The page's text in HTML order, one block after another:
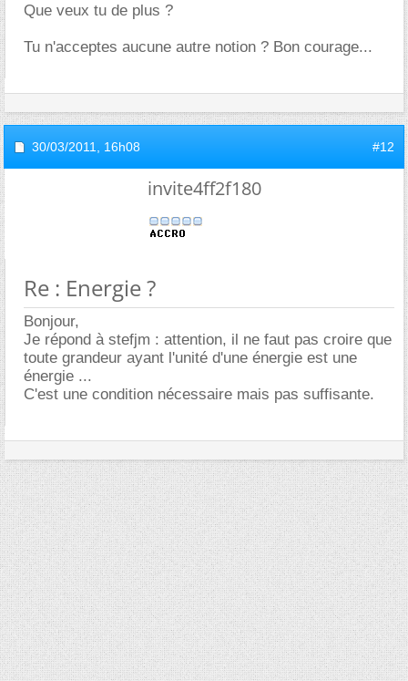
Que veux tu de plus ?
Tu n'acceptes aucune autre notion ? Bon courage...
30/03/2011, 16h08 #12
invite4ff2f180
Re : Energie ?
Bonjour,
Je répond à stefjm : attention, il ne faut pas croire que
toute grandeur ayant l'unité d'une énergie est une
énergie ...
C'est une condition nécessaire mais pas suffisante.